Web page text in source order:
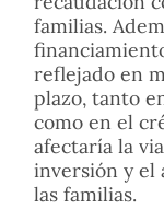
familias.
reflejado en
plazo, tanto
como en el
afectaría la
inversión y el
las familias.